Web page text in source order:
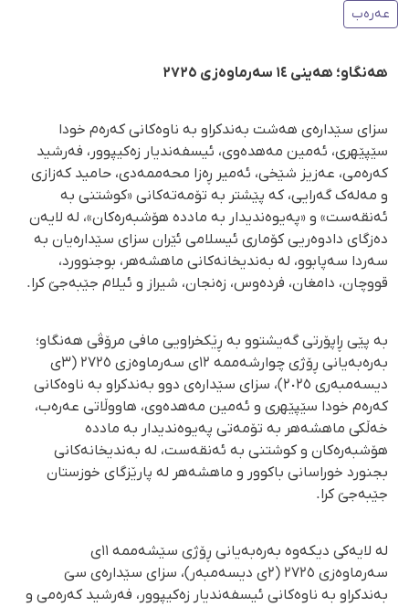
عەرەب
هەنگاو؛ هەینی ١٤ سەرماوەزی ٢٧٢٥
سزای سێدارەی هەشت بەندکراو بە ناوەکانی کەرەم خودا
سێپێهری، ئەمین مەهدەوی، ئیسفەندیار زەکیپوور، فەرشید
کەرەمی، عەزیز شێخی، ئەمیر ڕەزا محەممەدی، حامید کەزازی
و مەلەک گەرایی، کە پێشتر بە تۆمەتەکانی «کوشتنی بە
ئەنقەست» و «پەیوەندیدار بە ماددە هۆشبەرەکان»، لە لایەن
دەزگای دادوەریی کۆماری ئیسلامی ئێران سزای سێدارەیان بە
سەردا سەپابوو، لە بەندیخانەکانی ماهشەهر، بوجنوورد،
قووچان، دامغان، فردەوس، زەنجان، شیراز و ئیلام جێبەجێ کرا.
بە پێی ڕاپۆرتی گەیشتوو بە ڕێکخراویی مافی مرۆڤی هەنگاو؛
بەرەبەیانی ڕۆژی چوارشەممە ١٢ی سەرماوەزی ٢٧٢٥ (٣ی
دیسەمبەری ٢٠٢٥)، سزای سێدارەی دوو بەندکراو بە ناوەکانی
کەرەم خودا سێپێهری و ئەمین مەهدەوی، هاووڵاتی عەرەب،
خەڵکی ماهشەهر بە تۆمەتی پەیوەندیدار بە ماددە
هۆشبەرەکان و کوشتنی بە ئەنقەست، لە بەندیخانەکانی
بجنورد خوراسانی باکوور و ماهشەهر لە پارێزگای خوزستان
جێبەجێ کرا.
لە لایەکی دیکەوە بەرەبەیانی ڕۆژی سێشەممە ١١ی
سەرماوەزی ٢٧٢٥ (٢ی دیسەمبەر)، سزای سێدارەی سێ
بەندکراو بە ناوەکانی ئیسفەندیار زەکیپوور، فەرشید کەرەمی و